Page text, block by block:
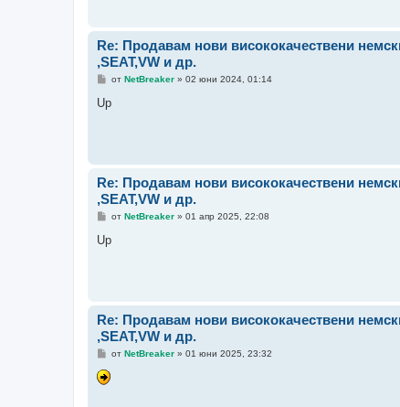
Re: Продавам нови висококачествени
,SEAT,VW и др.
М
е
от NetBreaker» 02 юни 2024, 01:14
Up
Re: Продавам нови висококачествени
,SEAT,VW и др.
М
е
от NetBreaker» 01 апр 2025, 22:08
Up
Re: Продавам нови висококачествени
,SEAT,VW и др.
М
е
н
от NetBreaker» 01 юни 2025, 23:32